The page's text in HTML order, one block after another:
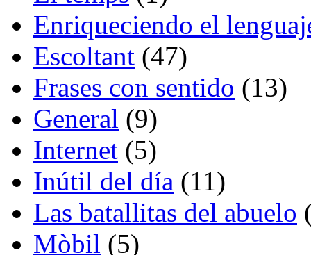
Enriqueciendo el
Escoltant (47)
Frases con sentido (13)
General (9)
Internet (5)
Inútil del día (11)
Las batallitas del abuelo
Mòbil (5)